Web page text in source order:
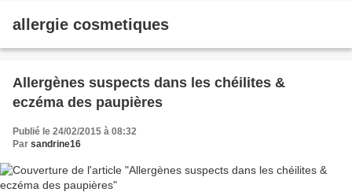
allergie cosmetiques
Allergènes suspects dans les chéilites &
eczéma des paupières
Publié le 24/02/2015 à 08:32
Par sandrine16